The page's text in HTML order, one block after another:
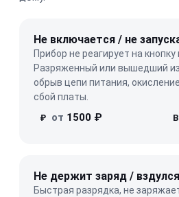
Не включается / не
Прибор не реагирует на кнопку
Разряженный или вышедший
обрыв цепи питания,
сбой платы.
₽ от 1500 ₽
Не держит заряд /
Быстрая разрядка, не